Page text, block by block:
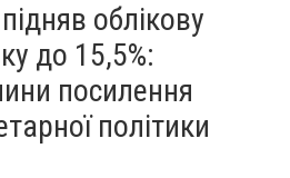
облікову
до 15,5%:
посилення
політики